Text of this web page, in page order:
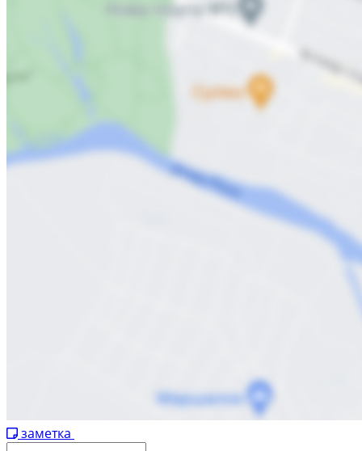
заметка